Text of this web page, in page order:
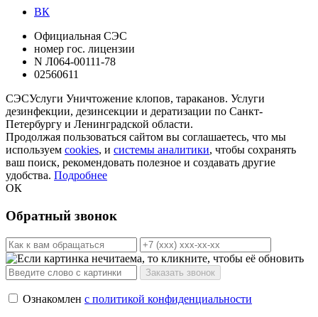
ВК
Официальная СЭС
номер гос. лицензии
N Л064-00111-78
02560611
СЭСУслуги Уничтожение клопов, тараканов. Услуги
дезинфекции, дезинсекции и дератизации по Санкт-
Петербургу и Ленинградской области.
Продолжая пользоваться сайтом вы соглашаетесь, что мы
используем cookies, и системы аналитики, чтобы сохранять
ваш поиск, рекомендовать полезное и создавать другие
удобства. Подробнее
ОК
Обратный звонок
Ознакомлен с политикой конфиденциальности